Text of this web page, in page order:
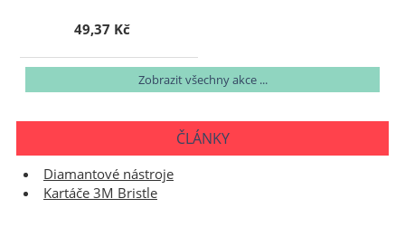
49,37 Kč
Zobrazit všechny akce ...
ČLÁNKY
Diamantové nástroje
Kartáče 3M Bristle